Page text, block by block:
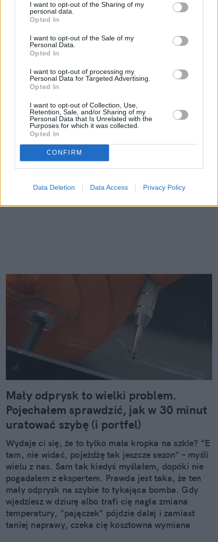
I want to opt-out of the Sharing of my
personal data.
Opted In
I want to opt-out of the Sale of my
Personal Data.
Opted In
I want to opt-out of processing my
Personal Data for Targeted Advertising.
Opted In
I want to opt-out of Collection, Use,
Retention, Sale, and/or Sharing of my
Personal Data that Is Unrelated with the
Purposes for which it was collected.
Opted In
CONFIRM
Data Deletion Data Access Privacy Policy
Mały odprysk to wielki problem.
Pojechałem sprawdzić, jak w 30 minut
uratować szybę (i portfel)
Wydaje ci się, że to tylko mała kropka na szkle? "E
tam, nie widać, pojeżdżę tak jeszcze sezon" – myśli
wielu z nas. Sam tak kiedyś myślałem, dopóki nie
pogadałem z ekspertem. Prawda jest taka, że ten
mały odprysk na szybie to tykająca bomba. Gdy
wjedziesz w dziurę albo trafi cię nagła zmiana
temperatury, "pajączek" pójdzie dalej i zamiast
taniej naprawy, czeka cię kosztowna wymiana